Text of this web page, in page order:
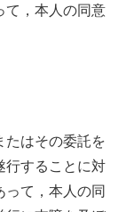
て，本人の同意
たはその委託を
行することに対
って，本人の同